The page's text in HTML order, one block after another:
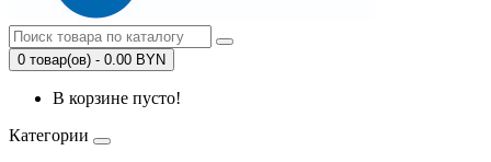
0 товар(ов) - 0.00 BYN
В корзине пусто!
Категории